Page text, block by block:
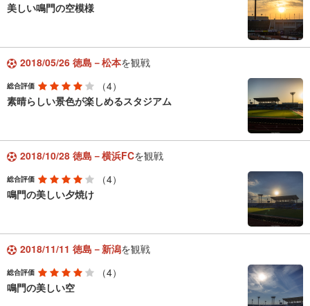
美しい鳴門の空模様
2018/05/26 徳島－松本を観戦
総合評価
（4）
素晴らしい景色が楽しめるスタジアム
2018/10/28 徳島－横浜FCを観戦
総合評価
（4）
鳴門の美しい夕焼け
2018/11/11 徳島－新潟を観戦
総合評価
（4）
鳴門の美しい空